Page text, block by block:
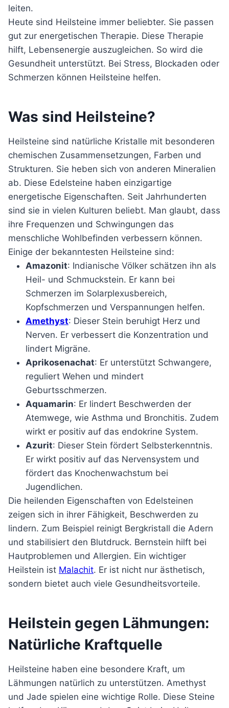
leiten.
Heute sind Heilsteine immer beliebter. Sie passen
gut zur energetischen Therapie. Diese Therapie
hilft, Lebensenergie auszugleichen. So wird die
Gesundheit unterstützt. Bei Stress, Blockaden oder
Schmerzen können Heilsteine helfen.
Was sind Heilsteine?
Heilsteine sind natürliche Kristalle mit besonderen
chemischen Zusammensetzungen, Farben und
Strukturen. Sie heben sich von anderen Mineralien
ab. Diese Edelsteine haben einzigartige
energetische Eigenschaften. Seit Jahrhunderten
sind sie in vielen Kulturen beliebt. Man glaubt, dass
ihre Frequenzen und Schwingungen das
menschliche Wohlbefinden verbessern können.
Einige der bekanntesten Heilsteine sind:
Amazonit: Indianische Völker schätzen ihn als
Heil- und Schmuckstein. Er kann bei
Schmerzen im Solarplexusbereich,
Kopfschmerzen und Verspannungen helfen.
Amethyst: Dieser Stein beruhigt Herz und
Nerven. Er verbessert die Konzentration und
lindert Migräne.
Aprikosenachat: Er unterstützt Schwangere,
reguliert Wehen und mindert
Geburtsschmerzen.
Aquamarin: Er lindert Beschwerden der
Atemwege, wie Asthma und Bronchitis. Zudem
wirkt er positiv auf das endokrine System.
Azurit: Dieser Stein fördert Selbsterkenntnis.
Er wirkt positiv auf das Nervensystem und
fördert das Knochenwachstum bei
Jugendlichen.
Die heilenden Eigenschaften von Edelsteinen
zeigen sich in ihrer Fähigkeit, Beschwerden zu
lindern. Zum Beispiel reinigt Bergkristall die Adern
und stabilisiert den Blutdruck. Bernstein hilft bei
Hautproblemen und Allergien. Ein wichtiger
Heilstein ist Malachit. Er ist nicht nur ästhetisch,
sondern bietet auch viele Gesundheitsvorteile.
Heilstein gegen Lähmungen:
Natürliche Kraftquelle
Heilsteine haben eine besondere Kraft, um
Lähmungen natürlich zu unterstützen. Amethyst
und Jade spielen eine wichtige Rolle. Diese Steine